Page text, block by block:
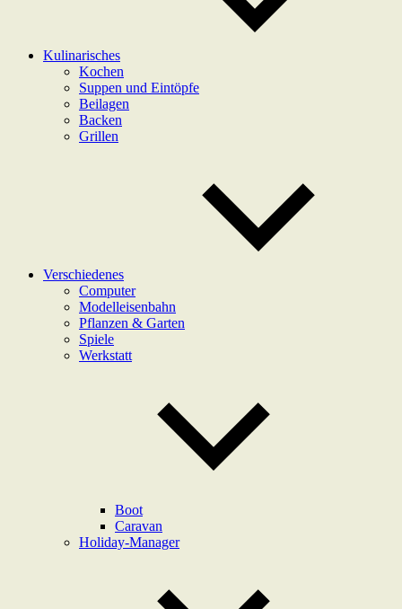
Kulinarisches
Kochen
Suppen und Eintöpfe
Beilagen
Backen
Grillen
Verschiedenes
Computer
Modelleisenbahn
Pflanzen & Garten
Spiele
Werkstatt
Boot
Caravan
Holiday-Manager